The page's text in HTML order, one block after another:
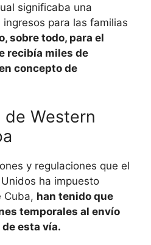
significaba una
para las familias
sobre todo, para el
recibía miles de
concepto de
de Western
y regulaciones que el
ha impuesto
Cuba, han tenido que
temporales al envío
esta vía.